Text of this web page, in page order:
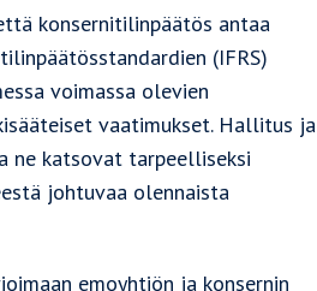
konsernitilinpäätös antaa
(IFRS)
voimassa olevien
vaatimukset. Hallitus ja
ne katsovat tarpeelliseksi
johtuvaa olennaista
emoyhtiön ja konsernin